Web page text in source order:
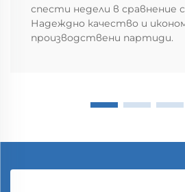
спести недели в сравнение
Надеждно качество и
производствени партиди.